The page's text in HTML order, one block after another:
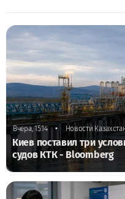
Вчера, 15:14 • Новости
Киев поставил три
судов КТК - Bloomberg